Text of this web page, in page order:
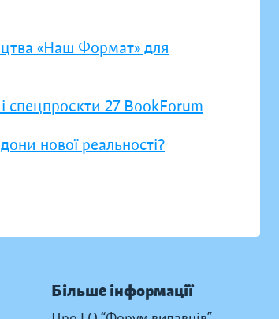
«Наш Формат» для
спецпроєкти 27 BookForum
нової реальності?
Більше інформації